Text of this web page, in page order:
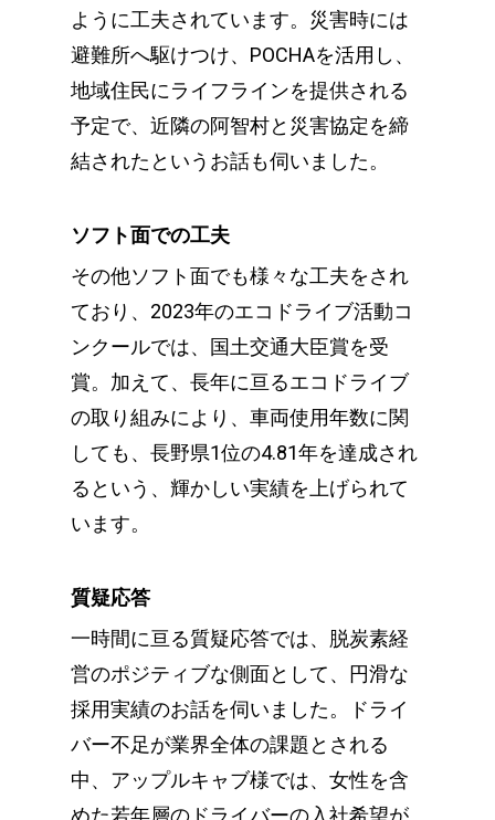
ように工夫されています。災害時には
避難所へ駆けつけ、POCHAを活用し、
地域住民にライフラインを提供される
予定で、近隣の阿智村と災害協定を締
結されたというお話も伺いました。
ソフト面での工夫
その他ソフト面でも様々な工夫をされ
ており、2023年のエコドライブ活動コ
ンクールでは、国土交通大臣賞を受
賞。加えて、長年に亘るエコドライブ
の取り組みにより、車両使用年数に関
しても、長野県1位の4.81年を達成され
るという、輝かしい実績を上げられて
います。
質疑応答
一時間に亘る質疑応答では、脱炭素経
営のポジティブな側面として、円滑な
採用実績のお話を伺いました。ドライ
バー不足が業界全体の課題とされる
中、アップルキャブ様では、女性を含
めた若年層のドライバーの入社希望が